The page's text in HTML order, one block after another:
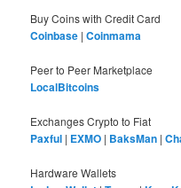
Buy Coins with Credit Card
Coinbase |Coinmama
Peer to Peer Marketplace
LocalBitcoins
Exchanges Crypto to Fiat
Paxful | EXMO | BaksMan |
Hardware Wallets